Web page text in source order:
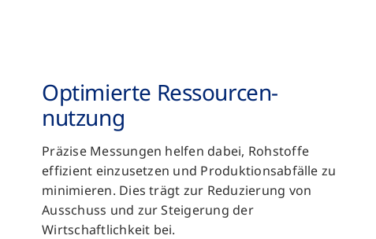
Optimierte Ressourcen­
nutzung
Präzise Messungen helfen dabei, Rohstoffe
effizient einzusetzen und Produktionsabfälle zu
minimieren. Dies trägt zur Reduzierung von
Ausschuss und zur Steigerung der
Wirtschaftlichkeit bei.